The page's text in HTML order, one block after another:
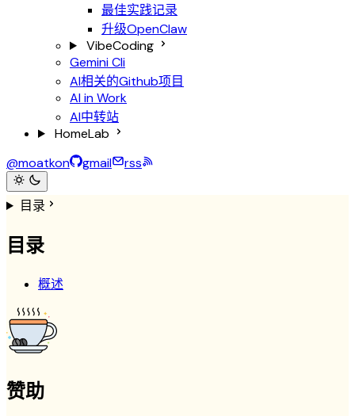
最佳实践记录
升级OpenClaw
VibeCoding
Gemini Cli
AI相关的Github项目
AI in Work
AI中转站
HomeLab
@moatkon
gmail rss
目录
目录
概述
赞助